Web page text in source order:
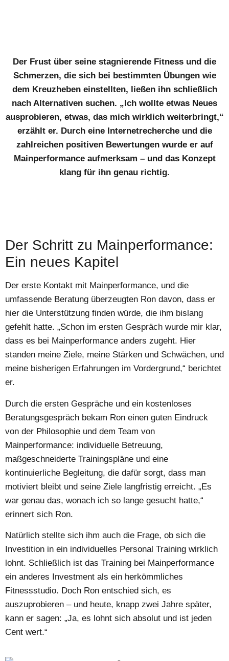
Der Frust über seine stagnierende Fitness und die
Schmerzen, die sich bei bestimmten Übungen wie
dem Kreuzheben einstellten, ließen ihn schließlich
nach Alternativen suchen. „Ich wollte etwas Neues
ausprobieren, etwas, das mich wirklich weiterbringt,“
erzählt er. Durch eine Internetrecherche und die
zahlreichen positiven Bewertungen wurde er auf
Mainperformance aufmerksam – und das Konzept
klang für ihn genau richtig.
Der Schritt zu Mainperformance:
Ein neues Kapitel
Der erste Kontakt mit Mainperformance, und die
umfassende Beratung überzeugten Ron davon, dass er
hier die Unterstützung finden würde, die ihm bislang
gefehlt hatte. „Schon im ersten Gespräch wurde mir klar,
dass es bei Mainperformance anders zugeht. Hier
standen meine Ziele, meine Stärken und Schwächen, und
meine bisherigen Erfahrungen im Vordergrund,“ berichtet
er.
Durch die ersten Gespräche und ein kostenloses
Beratungsgespräch bekam Ron einen guten Eindruck
von der Philosophie und dem Team von
Mainperformance: individuelle Betreuung,
maßgeschneiderte Trainingspläne und eine
kontinuierliche Begleitung, die dafür sorgt, dass man
motiviert bleibt und seine Ziele langfristig erreicht. „Es
war genau das, wonach ich so lange gesucht hatte,“
erinnert sich Ron.
Natürlich stellte sich ihm auch die Frage, ob sich die
Investition in ein individuelles Personal Training wirklich
lohnt. Schließlich ist das Training bei Mainperformance
ein anderes Investment als ein herkömmliches
Fitnessstudio. Doch Ron entschied sich, es
auszuprobieren – und heute, knapp zwei Jahre später,
kann er sagen: „Ja, es lohnt sich absolut und ist jeden
Cent wert.“